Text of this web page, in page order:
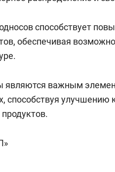
способствует
обеспечивая
являются важным
способствуя улучшению